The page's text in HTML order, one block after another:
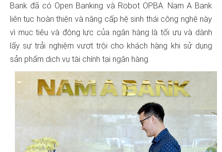
Bank đã có Open Banking và Robot OPBA. Nam A Bank
liên tục hoàn thiện và nâng cấp hệ sinh thái công nghệ này
vì mục tiêu và động lực của ngân hàng là tối ưu và dành
lấy sự trải nghiệm vượt trội cho khách hàng khi sử dụng
sản phẩm dịch vụ tài chính tại ngân hàng.